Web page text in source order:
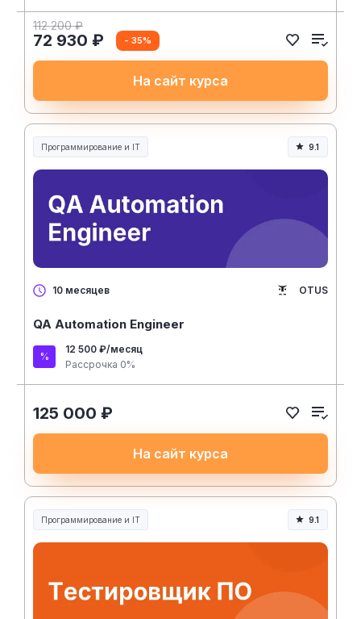
112 200 ₽
72 930 ₽ - 35%
На сайт курса
Программирование и IT 9.1
10 месяцев OTUS
QA Automation Engineer
12 500 ₽/месяц
Рассрочка 0%
125 000 ₽
На сайт курса
Программирование и IT 9.1